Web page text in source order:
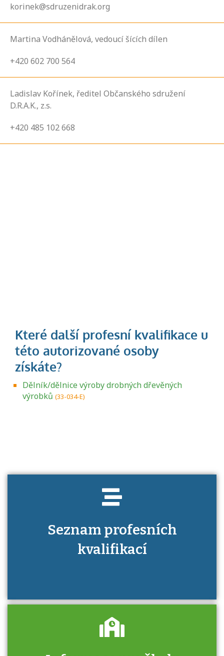
korinek@sdruzenidrak.org
Martina Vodhánělová, vedoucí šících dílen
+420 602 700 564
Ladislav Kořínek, ředitel Občanského sdružení
D.R.A.K., z.s.
+420 485 102 668
Dělník/dělnice výroby drobných dřevěných
výrobků (33-034-E)
Seznam profesních
kvalifikací
Projděte si seznam profesních kvalifikací.